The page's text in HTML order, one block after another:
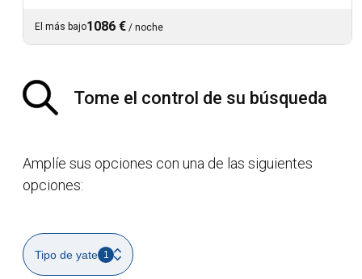
El más bajo1086 € / noche
Tome el control de su búsqueda
Amplíe sus opciones con una de las siguientes
opciones:
Tipo de yate 1